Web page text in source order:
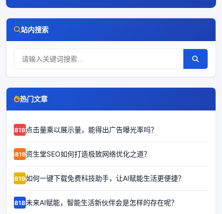
站内搜索
热门文章
68192点击量乘以展示量，能得出广告曝光率吗？
68191资生堂SEO如何打造极致网络优化之道？
68190如何一键下载免费科技助手，让AI赋能生活更便捷？
68189未来AI赋能，智能生活新伙伴会是怎样的存在呢？